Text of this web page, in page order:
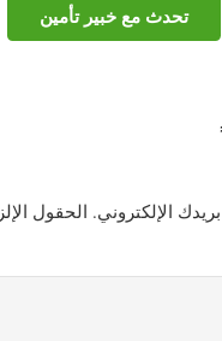
تحدث مع خبير تأمين
الإلكتروني. الحقول